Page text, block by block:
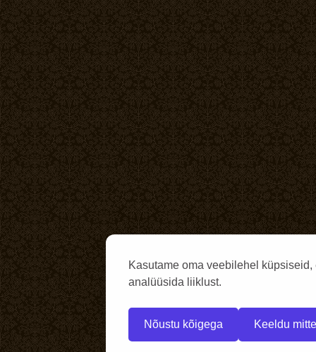
Kasutame oma veebilehel
analüüsida liiklust.
Nõustu kõigega Keeldu